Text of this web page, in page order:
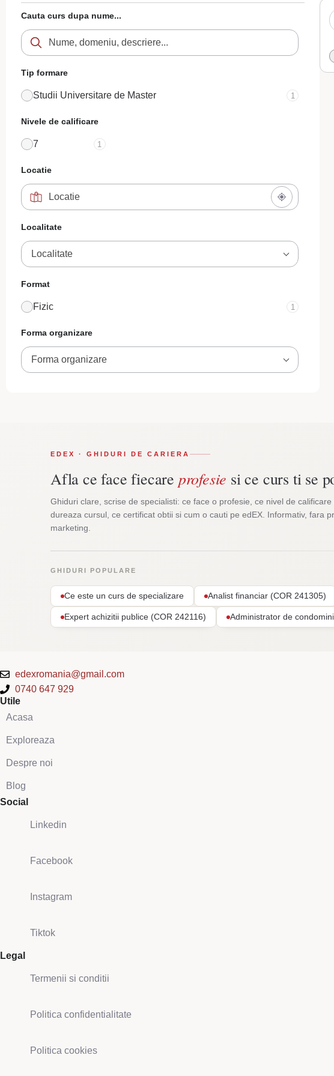
Cauta curs dupa nume...
Tip formare
Studii Universitare de Master 1
Nivele de calificare
7 1
Locatie
Localitate
Localitate
Format
Fizic 1
Forma organizare
Forma organizare
EDEX · GHIDURI DE CARIERA
Afla ce face fiecare profesie si ce curs ti se
Ghiduri clare, scrise de specialisti: ce face o profesie, ce nivel de
dureaza cursul, ce certificat obtii si cum o cauti pe edEX. Informativ, fara
marketing.
GHIDURI POPULARE
Ce este un curs de specializare Analist financiar (COR 241305)
Expert achizitii publice (COR 242116) Administrator de
edexromania@gmail.com
0740 647 929
Utile
Acasa
Exploreaza
Despre noi
Blog
Social
Linkedin
Facebook
Instagram
Tiktok
Legal
Termenii si conditii
Politica confidentialitate
Politica cookies